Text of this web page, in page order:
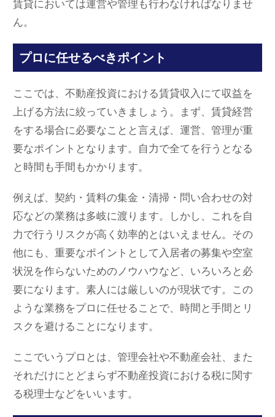
賃貸においては運営や管理も行わなければなりませ
ん。
プロに任せるべきポイント
ここでは、不動産投資における賃貸収入にて収益を
上げる方法に絞っていきましょう。まず、賃貸経営
をする場合に必要なことと言えば、運営、管理が重
要なポイントとなります。自力で全てを行うとなる
と時間も手間もかかります。
例えば、契約・賃料の集金・清掃・問い合わせの対
応などの業務は多岐に渡ります。しかし、これを自
力で行うリスクが高く効率的とはいえません。その
他にも、重要なポイントとして入居者の募集や空室
状況を作らないためのノウハウなど、いろいろと必
要になります。素人には厳しいのが現状です。この
ような業務をプロに任せることで、時間と手間とリ
スクを避けることになります。
ここでいうプロとは、管理会社や不動産会社、また
それだけにとどまらず不動産投資における税に関す
る税理士などをいいます。